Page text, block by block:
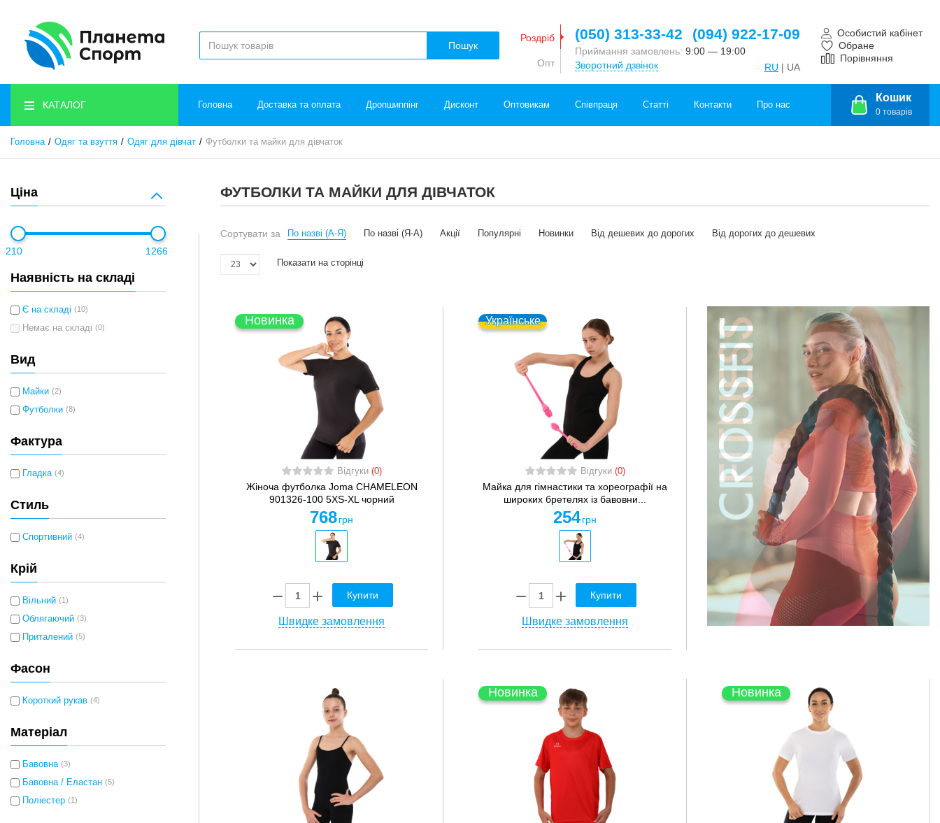
Пошук
Роздріб
Опт
(050) 313-33-42 (094) 922-17-09
Приймання замовлень: 9:00 — 19:00
Зворотний дзвінок
RU | UA
Особистий кабінет
Обране
Порівняння
КАТАЛОГ Головна Доставка та оплата Дропшиппінг Дисконт Оптовикам Співпраця Статті Контакти Про нас
Кошик
0 товарів
Головна Одяг та взуття Одяг для дівчат Футболки та майки для дівчаток
Ціна
210 1266
Наявність на складі
Є на складі (10)
Немає на складі (0)
Вид
Майки (2)
Футболки (8)
Фактура
Гладка (4)
Стиль
Спортивний (4)
Крій
Вільний (1)
Облягаючий (3)
Приталений (5)
Фасон
Короткий рукав (4)
Матеріал
Бавовна (3)
Бавовна / Еластан (5)
Поліестер (1)
ФУТБОЛКИ ТА МАЙКИ ДЛЯ ДІВЧАТОК
Сортувати за По назві (А-Я) По назві (Я-А) Акції Популярні Новинки Від дешевих до дорогих Від дорогих до дешевих
Показати на сторінці
Новинка
Відгуки (0)
Жіноча футболка Joma CHAMELEON
901326-100 5XS-XL чорний
768 грн
Купити
Швидке замовлення
Українське
Відгуки (0)
Майка для гімнастики та хореографії на
широких бретелях із бавовни...
254 грн
Купити
Швидке замовлення
Новинка Новинка